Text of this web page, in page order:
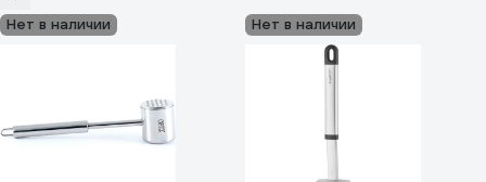
Нет в наличии Нет в наличии